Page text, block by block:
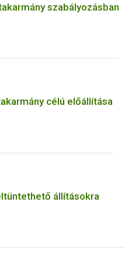
szabályozásban
célú előállítása
állításokra